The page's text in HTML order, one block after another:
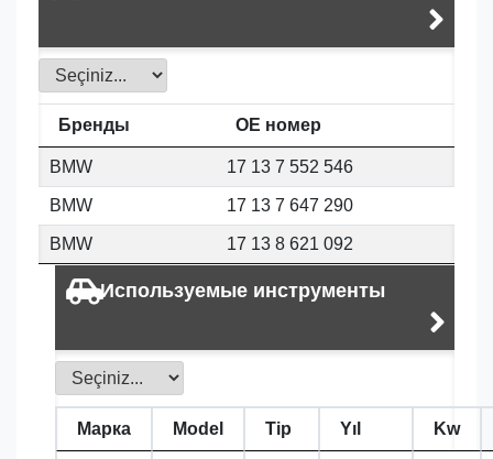
Бренды OE номер
BMW 17 13 7 552 546
BMW 17 13 7 647 290
BMW 17 13 8 621 092
Используемые инструменты
Марка Model Tip Yıl Kw